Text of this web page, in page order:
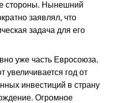
стороны. Нынешний
заявлял, что
задача для его
уже часть Евросоюза.
увеличивается год от
инвестиций в страну
Огромное